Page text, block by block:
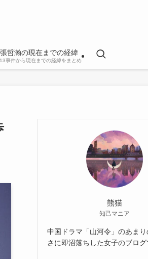
張哲瀚の現在までの経緯
事件から現在までの経緯をまとめ
熊猫
知己マニア
中国ドラマ「山河令」のあまり
さに即沼落ちした女子のブロ